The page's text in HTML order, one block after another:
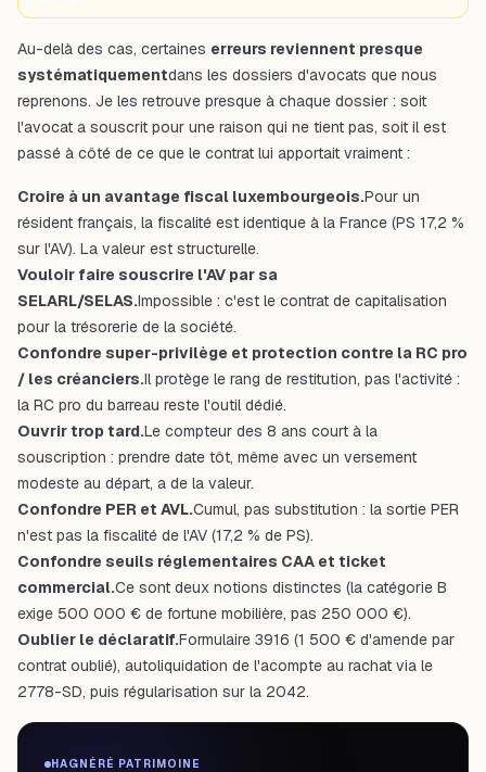
Au-delà des cas, certaines erreurs reviennent presque
systématiquementdans les dossiers d'avocats que nous
reprenons. Je les retrouve presque à chaque dossier : soit
l'avocat a souscrit pour une raison qui ne tient pas, soit il est
passé à côté de ce que le contrat lui apportait vraiment :
Croire à un avantage fiscal luxembourgeois.Pour un
résident français, la fiscalité est identique à la France (PS 17,2 %
sur l'AV). La valeur est structurelle.
Vouloir faire souscrire l'AV par sa
SELARL/SELAS.Impossible : c'est le contrat de capitalisation
pour la trésorerie de la société.
Confondre super-privilège et protection contre la RC pro
/ les créanciers.Il protège le rang de restitution, pas l'activité :
la RC pro du barreau reste l'outil dédié.
Ouvrir trop tard.Le compteur des 8 ans court à la
souscription : prendre date tôt, même avec un versement
modeste au départ, a de la valeur.
Confondre PER et AVL.Cumul, pas substitution : la sortie PER
n'est pas la fiscalité de l'AV (17,2 % de PS).
Confondre seuils réglementaires CAA et ticket
commercial.Ce sont deux notions distinctes (la catégorie B
exige 500 000 € de fortune mobilière, pas 250 000 €).
Oublier le déclaratif.Formulaire 3916 (1 500 € d'amende par
contrat oublié), autoliquidation de l'acompte au rachat via le
2778-SD, puis régularisation sur la 2042.
HAGNÉRÉ PATRIMOINE